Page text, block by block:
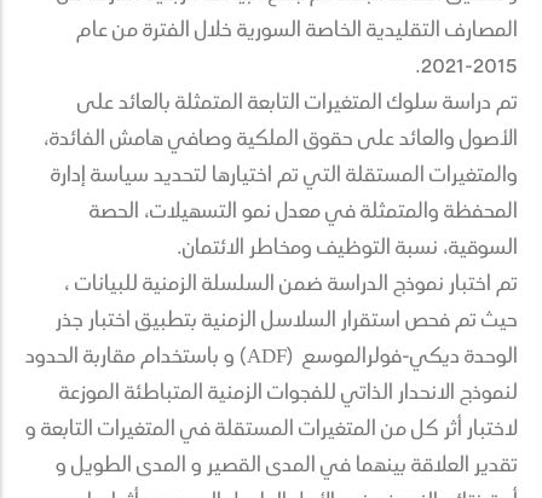
المصارف التقليدية الخاصة السورية خلال الفترة من عام
2015-2021.
تم دراسة سلوك المتغيرات التابعة المتمثلة بالعائد على
الأصول والعائد على حقوق الملكية وصافي هامش الفائدة،
والمتغيرات المستقلة التي تم اختيارها لتحديد سياسة إدارة
المحفظة والمتمثلة في معدل نمو التسهيلات، الحصة
السوقية، نسبة التوظيف ومخاطر الائتمان.
تم اختبار نموذج الدراسة ضمن السلسلة الزمنية للبيانات ،
حيث تم فحص استقرار السلاسل الزمنية بتطبيق اختبار جذر
الوحدة ديكي-فولرالموسع (ADF) و باستخدام مقاربة الحدود
لنموذج الانحدار الذاتي للفجوات الزمنية المتباطئة الموزعة
لاختبار أثر كل من المتغيرات المستقلة في المتغيرات التابعة و
تقدير العلاقة بينهما في المدى القصير و المدى الطويل و